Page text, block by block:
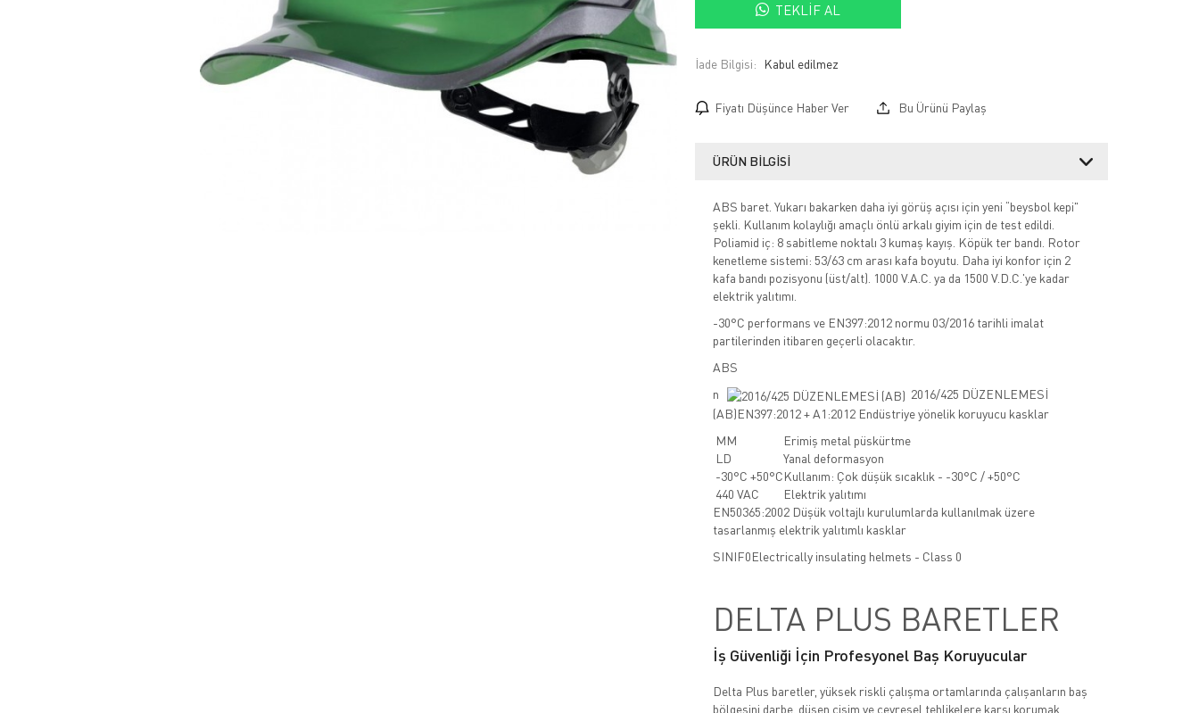
TEKLIF AL
İade Bilgisi:
Fiyatı Düşünce Haber Ver Bu Ürünü Paylaş
ÜRÜN BILGISI
ABS baret. Yukarı bakarken daha iyi görüş açısı için yeni “beysbol kepi"
şekli. Kullanım kolaylığı amaçlı önlü arkalı giyim için de test edildi.
Poliamid iç: 8 sabitleme noktalı 3 kumaş kayış. Köpük ter bandı. Rotor
kenetleme sistemi: 53/63 cm arası kafa boyutu. Daha iyi konfor için 2
kafa bandı pozisyonu (üst/alt). 1000 V.A.C. ya da 1500 V.D.C.'ye kadar
elektrik yalıtımı.
-30°C performans ve EN397:2012 normu 03/2016 tarihli imalat
partilerinden itibaren geçerli olacaktır.
ABS
n
2016/425 DÜZENLEMESİ
(AB)EN397:2012 + A1:2012 Endüstriye yönelik koruyucu kasklar
MM
Erimiş metal püskürtme
LD
Yanal deformasyon
-30°C +50°CKullanım: Çok düşük sıcaklık - -30°C / +50°C
440 VAC
Elektrik yalıtımı
EN50365:2002 Düşük voltajlı kurulumlarda kullanılmak üzere
tasarlanmış elektrik yalıtımlı kasklar
SINIF0Electrically insulating helmets - Class 0
DELTA PLUS BARETLER
İş Güvenliği İçin Profesyonel Baş Koruyucular
Delta Plus baretler, yüksek riskli çalışma ortamlarında çalışanların baş
bölgesini darbe, düşen cisim ve çevresel tehlikelere karşı korumak